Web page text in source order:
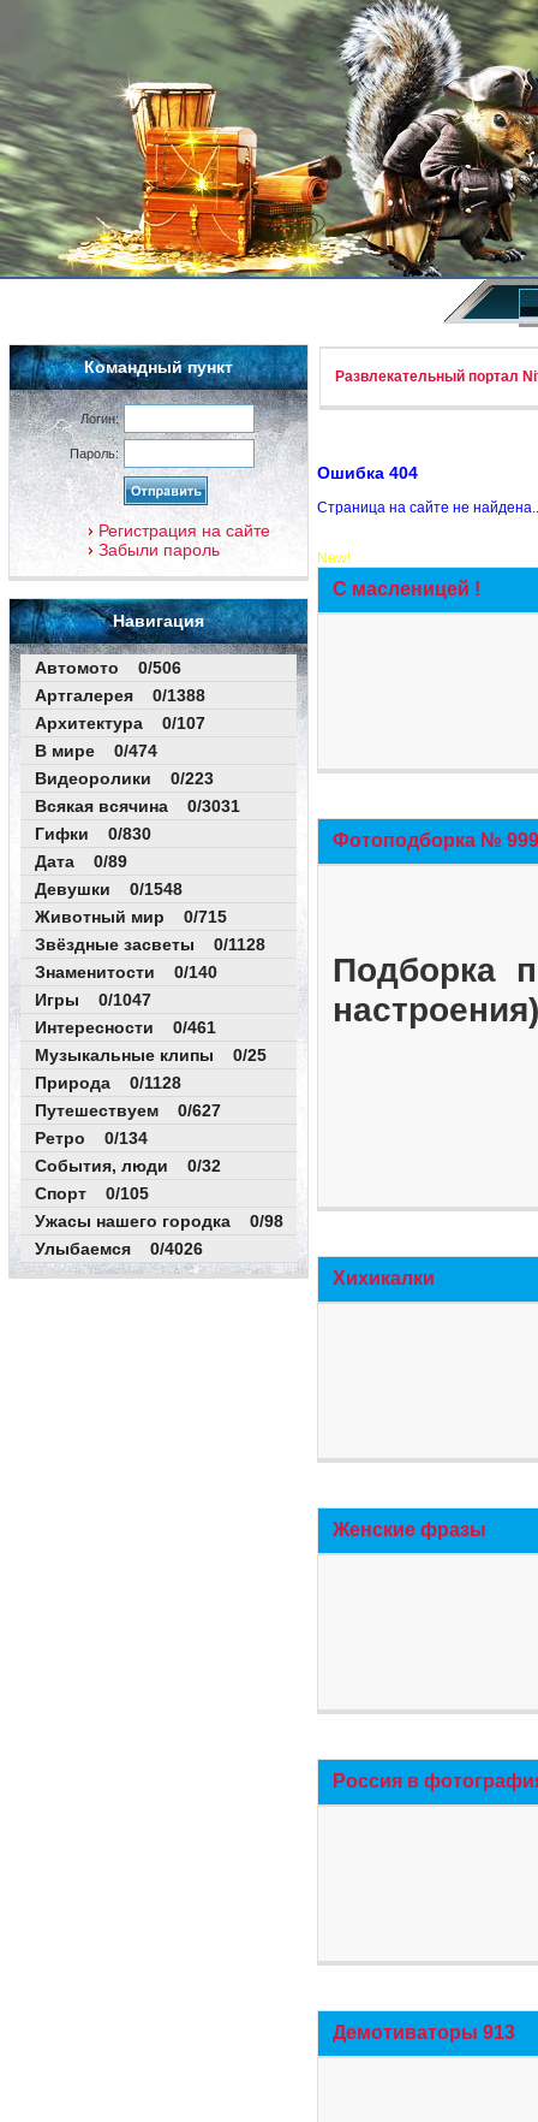
Командный пункт
Логин:
Пароль:
Регистрация на сайте
Забыли пароль
Навигация
Автомото 0/506
Артгалерея 0/1388
Архитектура 0/107
В мире 0/474
Видеоролики 0/223
Всякая всячина 0/3031
Гифки 0/830
Дата 0/89
Девушки 0/1548
Животный мир 0/715
Звёздные засветы 0/1128
Знаменитости 0/140
Игры 0/1047
Интересности 0/461
Музыкальные клипы 0/25
Природа 0/1128
Путешествуем 0/627
Ретро 0/134
События, люди 0/32
Спорт 0/105
Ужасы нашего городка 0/98
Улыбаемся 0/4026
Развлекательный портал
Ошибка 404
Страница на сайте не
New!
С масленицей !
Фотоподборка №
Подборка
Хихикалки
Женские фразы
Россия в
Демотиваторы 913